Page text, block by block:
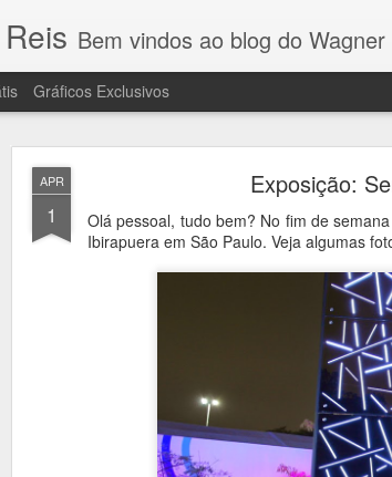
APR
1
Exposição:
Olá pessoal, tudo bem? No fim de
Ibirapuera em São Paulo. Veja algumas
Bem vindos ao blog do Wagner Reis. Acompanhe as
Gráficos Exclusivos
Gráfico
Olá
no Youtube.É